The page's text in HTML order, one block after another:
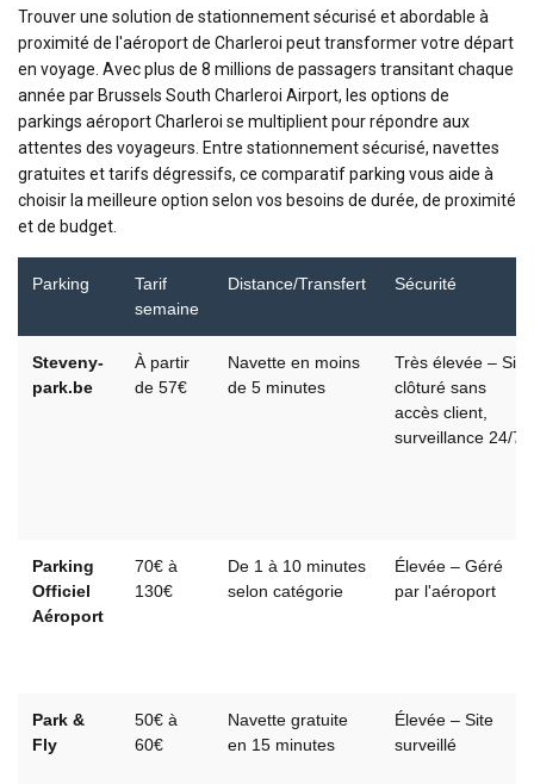
Trouver une solution de stationnement sécurisé et abordable à
proximité de l'aéroport de Charleroi peut transformer votre départ
en voyage. Avec plus de 8 millions de passagers transitant chaque
année par Brussels South Charleroi Airport, les options de
parkings aéroport Charleroi se multiplient pour répondre aux
attentes des voyageurs. Entre stationnement sécurisé, navettes
gratuites et tarifs dégressifs, ce comparatif parking vous aide à
choisir la meilleure option selon vos besoins de durée, de proximité
et de budget.
Parking
Tarif
semaine
Distance/Transfert Sécurité
Steveny-
park.be
À partir
de 57€
Navette en moins
de 5 minutes
Très élevée – Site
clôturé sans
accès client,
surveillance 24/7
Parking
Officiel
Aéroport
70€ à
130€
De 1 à 10 minutes
selon catégorie
Élevée – Géré
par l'aéroport
Park &
Fly
50€ à
60€
Navette gratuite
en 15 minutes
Élevée – Site
surveillé